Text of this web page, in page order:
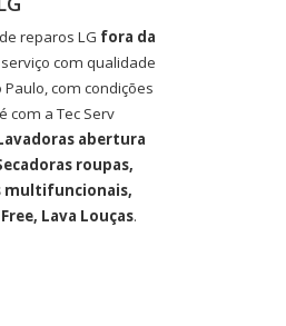
reparos LG fora da
com qualidade
com condições
com a Tec Serv
abertura
roupas,
multifuncionais,
Lava Louças.